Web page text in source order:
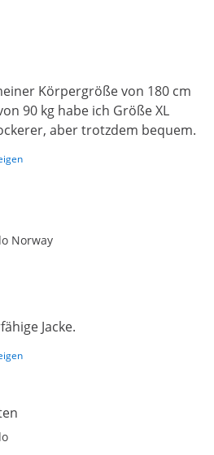
Körpergröße von 180 cm
90 kg habe ich Größe XL
aber trotzdem bequem.
Norway
Jacke.